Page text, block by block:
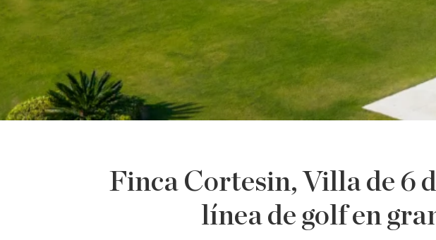
Finca Cortesin, Villa de 6
línea de golf en